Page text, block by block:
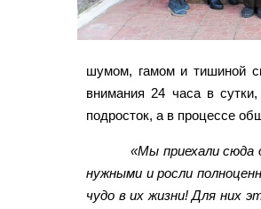
шумом, гамом и тишиной
внимания 24 часа в
подросток, а в процессе
«Мы приехали сюда
нужными и росли
чудо в их жизни! Для них